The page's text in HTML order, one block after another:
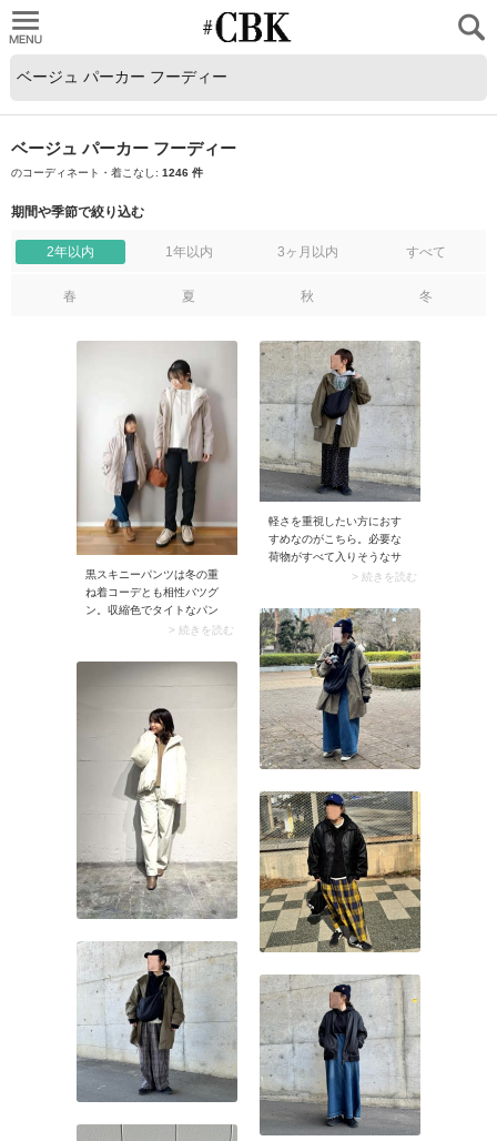
ベージュ パーカー フーディー
のコーディネート・着こなし: 1246 件
期間や季節で絞り込む
2年以内 1年以内 3ヶ月以内 すべて
春 夏 秋 冬
黒スキニーパンツは冬の重
ね着コーデとも相性バツグ
ン。収縮色でタイトなパン
ツのおかげで上半身の重ね
スッキリ見え。着膨れしが
> 続きを読む
軽さを重視したい方におす
すめなのがこちら。必要な
荷物がすべて入りそうなサ
イズ感＆タフなナイロン素
いつだってお出かけの強い
味方になってくれるはず。
傘や水筒・メガネなど小物
をたっぷり入れても安心で
す。
> 続きを読む